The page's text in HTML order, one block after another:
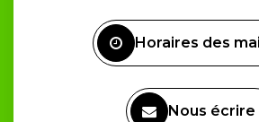
Horaires des
Nous écrire